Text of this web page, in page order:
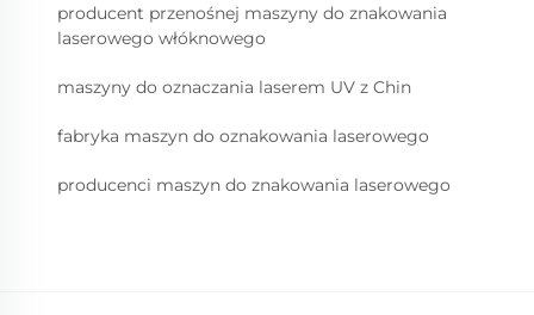
producent przenośnej maszyny do znakowania
laserowego włóknowego
maszyny do oznaczania laserem UV z Chin
fabryka maszyn do oznakowania laserowego
producenci maszyn do znakowania laserowego